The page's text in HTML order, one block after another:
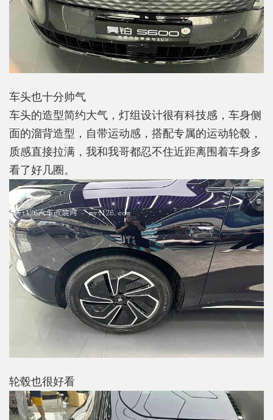
车头也十分帅气
车头的造型简约大气，灯组设计很有科技感，车身侧
面的溜背造型，自带运动感，搭配专属的运动轮毂，
质感直接拉满，我和我哥都忍不住近距离围着车身多
看了好几圈。
轮毂也很好看